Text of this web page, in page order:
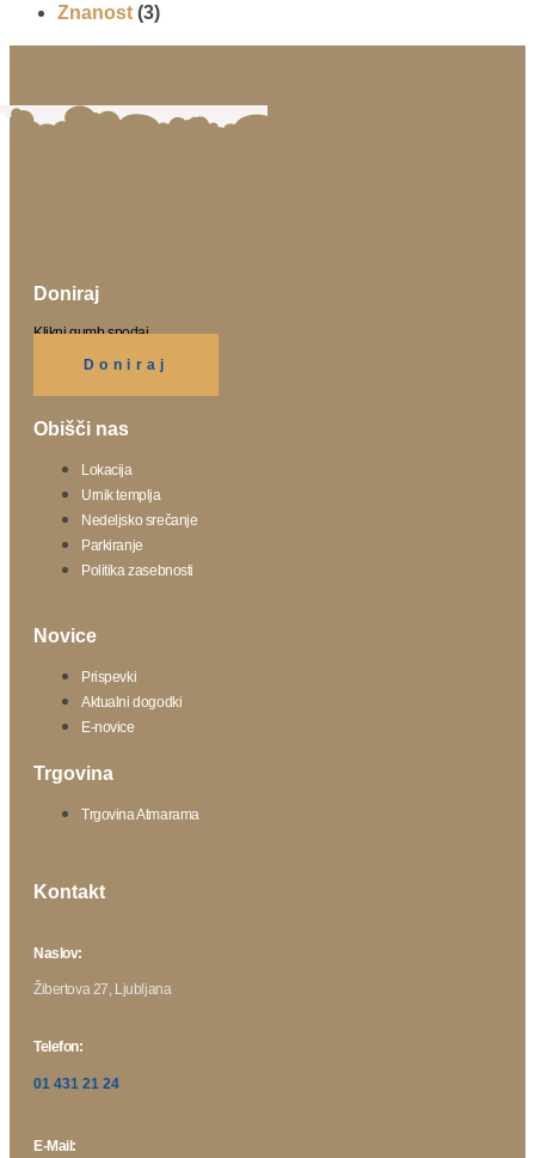
Znanost (3)
Doniraj
Klikni gumb spodaj.
Doniraj
Obišči nas
Lokacija
Urnik templja
Nedeljsko srečanje
Parkiranje
Politika zasebnosti
Novice
Prispevki
Aktualni dogodki
E-novice
Trgovina
Trgovina Atmarama
Kontakt
Naslov:
Žibertova 27, Ljubljana
Telefon:
01 431 21 24
E-Mail: